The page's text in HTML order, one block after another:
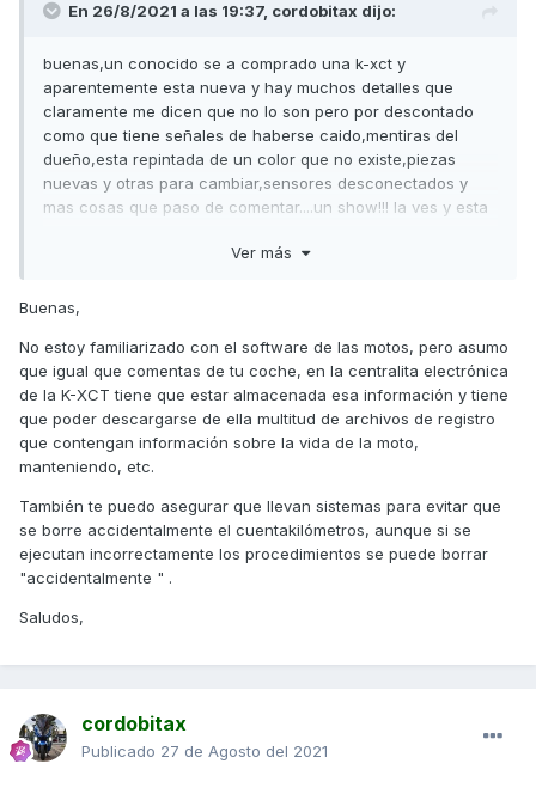
En 26/8/2021 a las 19:37, cordobitax dijo:
buenas,un conocido se a comprado una k-xct y
aparentemente esta nueva y hay muchos detalles que
claramente me dicen que no lo son pero por descontado
como que tiene señales de haberse caido,mentiras del
dueño,esta repintada de un color que no existe,piezas
nuevas y otras para cambiar,sensores desconectados y
mas cosas que paso de comentar....un show!!! la ves y esta
modelo sabes que no es asi ¿hay alguna manera de
ordenador al diagnosis y ver en algun lado los km reales
2 o 3 sitios que se quedan reflejados los km reales por si a
algun listo le da por quitarle km conectando algun
ordenador ¿alguna idea?
Ver más
Buenas,
No estoy familiarizado con el software de las motos, pero asumo
que igual que comentas de tu coche, en la centralita electrónica
de la K-XCT tiene que estar almacenada esa información y tiene
que poder descargarse de ella multitud de archivos de registro
que contengan información sobre la vida de la moto,
manteniendo, etc.
También te puedo asegurar que llevan sistemas para evitar que
se borre accidentalmente el cuentakilómetros, aunque si se
ejecutan incorrectamente los procedimientos se puede borrar
"accidentalmente " .
Saludos,
cordobitax
Publicado 27 de Agosto del 2021